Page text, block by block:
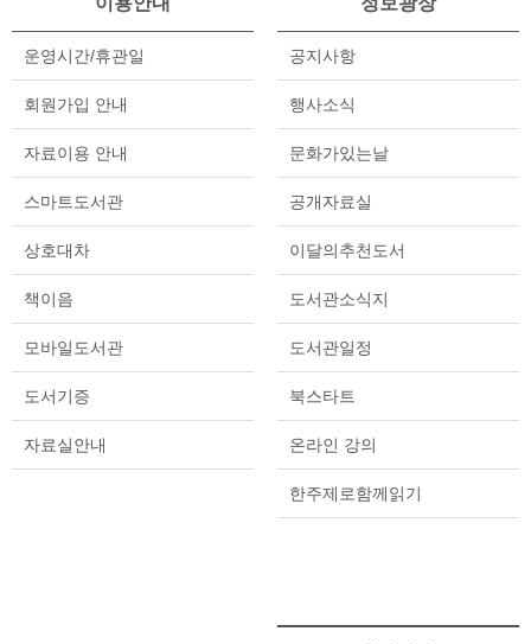
운영시간/휴관일
회원가입 안내
자료이용 안내
스마트도서관
상호대차
책이음
모바일도서관
도서기증
자료실안내
공지사항
행사소식
문화가있는날
공개자료실
이달의추천도서
도서관소식지
도서관일정
북스타트
온라인 강의
한주제로함께읽기